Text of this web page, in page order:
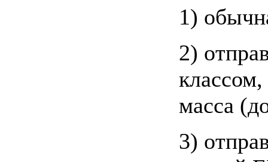
1)
2)
классом,
масса
3)